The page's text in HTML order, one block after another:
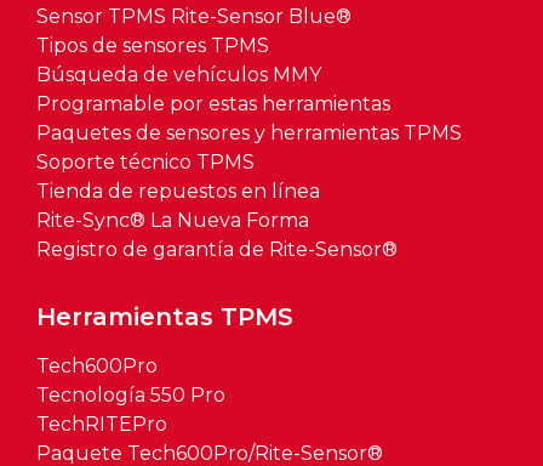
Sensor TPMS Rite-Sensor Blue®
Tipos de sensores TPMS
Búsqueda de vehículos MMY
Programable por estas herramientas
Paquetes de sensores y herramientas TPMS
Soporte técnico TPMS
Tienda de repuestos en línea
Rite-Sync® La Nueva Forma
Registro de garantía de Rite-Sensor®
Herramientas TPMS
Tech600Pro
Tecnología 550 Pro
TechRITEPro
Paquete Tech600Pro/Rite-Sensor®